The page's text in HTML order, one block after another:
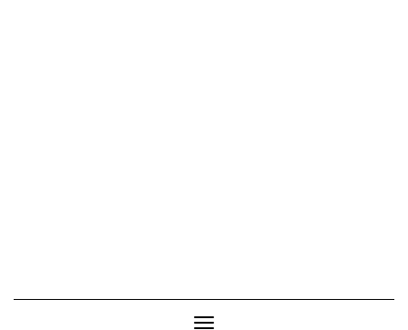
Cambiar modo de navegación